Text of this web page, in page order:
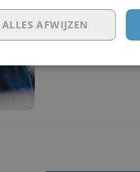
ALLES AFWIJZEN